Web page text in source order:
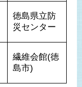
徳島県立防
災センター
繊維会館(徳
島市)